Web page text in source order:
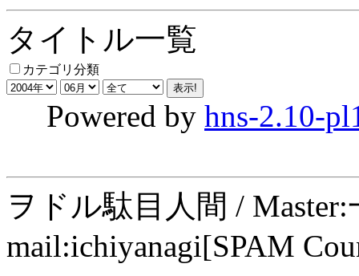
タイトル一覧
カテゴリ分類
Powered by hns-2.10-
ヲドル駄目人間 /
mail:ichiyanagi[SPAM